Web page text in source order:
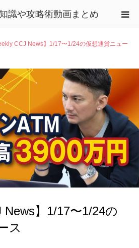
識や攻略術動画まとめ
CCJ News】1/17〜1/24の仮想通貨ニュー
News】1/17〜1/24の
ス